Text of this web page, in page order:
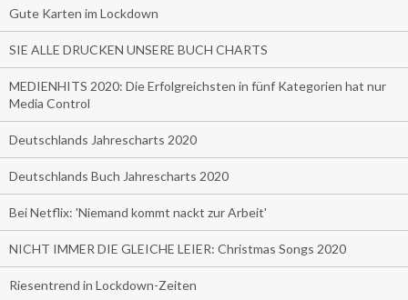
Gute Karten im Lockdown
SIE ALLE DRUCKEN UNSERE BUCH CHARTS
MEDIENHITS 2020: Die Erfolgreichsten in fünf Kategorien hat nur
Media Control
Deutschlands Jahrescharts 2020
Deutschlands Buch Jahrescharts 2020
Bei Netflix: 'Niemand kommt nackt zur Arbeit'
NICHT IMMER DIE GLEICHE LEIER: Christmas Songs 2020
Riesentrend in Lockdown-Zeiten